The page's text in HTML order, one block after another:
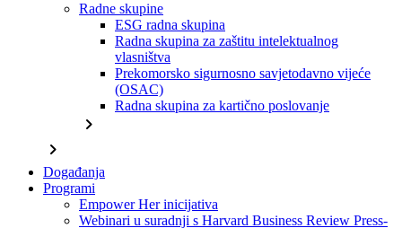
Radne skupine
ESG radna skupina
Radna skupina za zaštitu intelektualnog
vlasništva
Prekomorsko sigurnosno savjetodavno vijeće
(OSAC)
Radna skupina za kartično poslovanje
chevron_right
chevron_right
Događanja
Programi
Empower Her inicijativa
Webinari u suradnji s Harvard Business Review Press-